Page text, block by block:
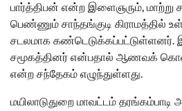
பார்த்திபன் என்ற இளைஞரும், மாற்று
பெண்ணும் சாந்தங்குடி
சடலமாக கண்டெடுக்கப்பட்டுள்ளனர்.
சமூகத்தினர் என்பதால் ஆணவக்
என்ற சந்தேகம் எழுந்துள்ளது.
மயிலாடுதுறை மாவட்டம் தரங்கம்பாடி